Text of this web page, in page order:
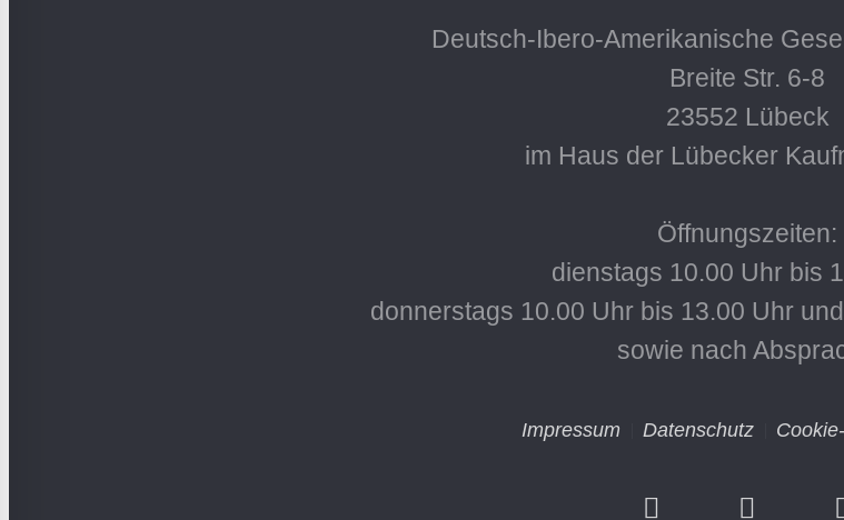
Deutsch-Ibero-Amerikanische
Breite Str. 6-8
23552 Lübeck
im Haus der Lübecker
Öffnungszeiten:
dienstags 10.00 Uhr bis
donnerstags 10.00 Uhr bis 13.00 Uhr
sowie nach
Impressum Datenschutz